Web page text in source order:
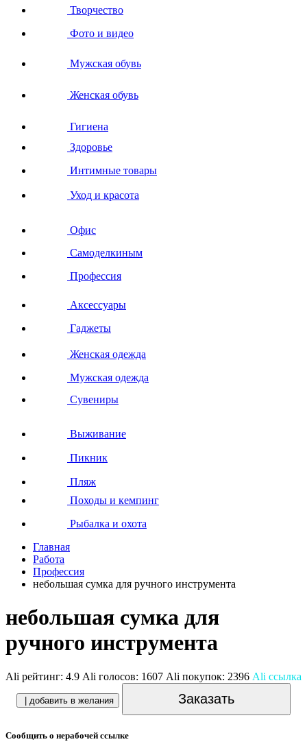
Творчество
Фото и видео
Мужская обувь
Женская обувь
Гигиена
Здоровье
Интимные товары
Уход и красота
Офис
Самоделкиным
Профессия
Аксессуары
Гаджеты
Женская одежда
Мужская одежда
Сувениры
Выживание
Пикник
Пляж
Походы и кемпинг
Рыбалка и охота
Главная
Работа
Профессия
небольшая сумка для ручного инструмента
небольшая сумка для
ручного инструмента
Ali рейтинг: 4.9 Ali голосов: 1607 Ali покупок: 2396 Ali ссылка
| добавить в желания Заказать
Сообщить о нерабочей ссылке